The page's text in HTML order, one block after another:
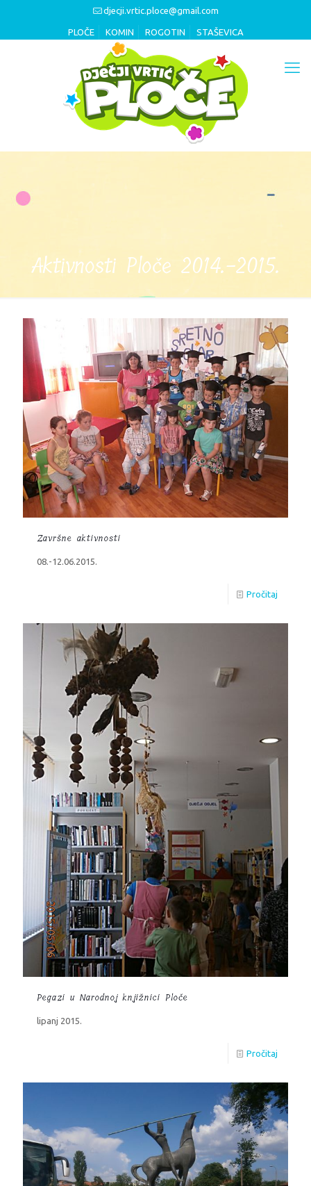
djecji.vrtic.ploce@gmail.com
PLOČE KOMIN ROGOTIN STAŠEVICA
Aktivnosti Ploče 2014.-2015.
Završne aktivnosti
08.-12.06.2015.
Pročitaj
Pegazi u Narodnoj knjižnici Ploče
lipanj 2015.
Pročitaj